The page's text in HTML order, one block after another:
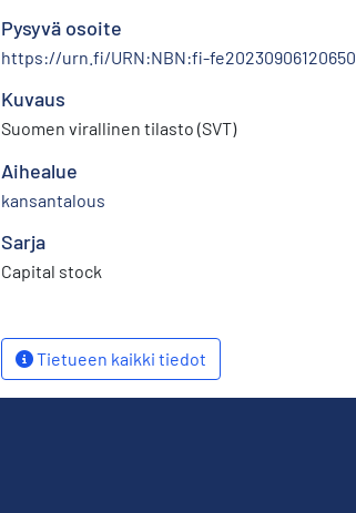
Pysyvä osoite
https://urn.fi/URN:NBN:fi-fe20230906120650
Kuvaus
Suomen virallinen tilasto (SVT)
Aihealue
kansantalous
Sarja
Capital stock
Tietueen kaikki tiedot